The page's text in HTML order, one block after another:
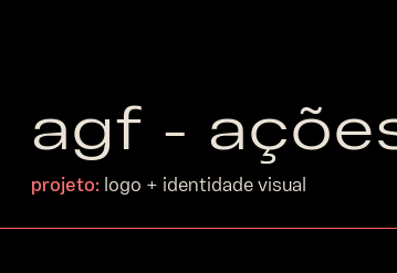
agf -
projeto: logo + identidade visual